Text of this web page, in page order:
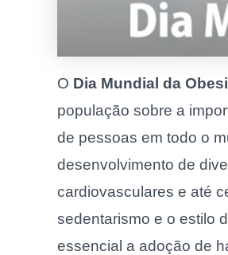
O Dia Mundial da
população sobre a
de pessoas em todo o
desenvolvimento de
cardiovasculares e até
sedentarismo e o estilo
essencial a adoção de